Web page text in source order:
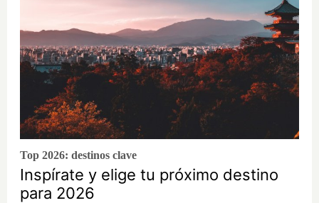
Top 2026: destinos clave
Inspírate y elige tu próximo destino
para 2026